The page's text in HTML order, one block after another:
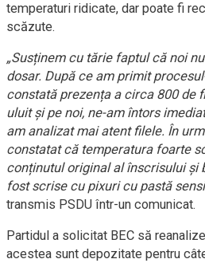
temperaturi ridicate, dar poate fi
scăzute.
„Susținem cu tărie faptul că noi
dosar. După ce am primit
constată prezența a circa 800 de
uluit și pe noi, ne-am întors
am analizat mai atent filele. În
constatat că temperatura foarte
conținutul original al înscrisului și
fost scrise cu pixuri cu pastă
transmis PSDU într-un comunicat.
Partidul a solicitat BEC să
acestea sunt depozitate pentru